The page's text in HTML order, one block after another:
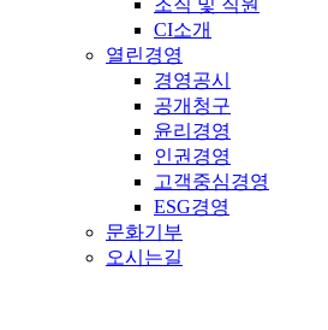
CI소개
열린경영
경영공시
공개청구
윤리경영
인권경영
고객중심경영
ESG경영
문화기부
오시는길